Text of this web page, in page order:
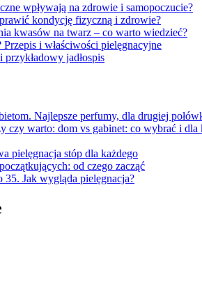
wpływają na zdrowie i samopoczucie?
kondycję fizyczną i zdrowie?
kwasów na twarz – co warto wiedzieć?
i właściwości pielęgnacyjne
jadłospis
Najlepsze perfumy, dla drugiej
czy warto: dom vs gabinet: co wybrać i dla
pielęgnacja stóp dla każdego
od czego zacząć
35. Jak wygląda pielęgnacja?